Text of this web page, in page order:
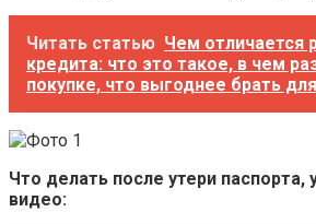
Читать статью Чем отличается
кредита: что это такое, в чем
покупке, что выгоднее брать
Что делать после утери паспорта,
видео: